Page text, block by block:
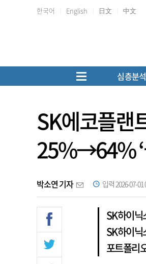
한국어 English 日文 中文
심층분석
SK에코플랜
25%→64% ‘
박소연 기자 입력 2026-07-01
SK하이
SK하이
포트폴리